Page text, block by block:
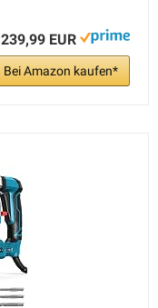
239,99 EUR
Bei Amazon kaufen*